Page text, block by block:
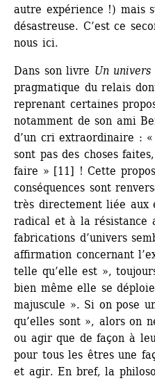
autre expérience !) mais
désastreuse. C’est ce
nous ici.
Dans son livre Un
pragmatique du relais
reprenant certaines
notamment de son ami
d’un cri extraordinaire :
sont pas des choses
faire » [11] ! Cette
conséquences sont
très directement liée aux
radical et à la résistance
fabrications d’univers
affirmation concernant
telle qu’elle est »,
bien même elle se
majuscule ». Si on pose
qu’elles sont », alors on
ou agir que de façon à
pour tous les êtres une
et agir. En bref, la